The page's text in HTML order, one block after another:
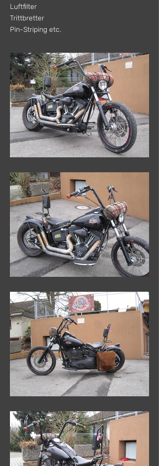
Luftfilter
Trittbretter
Pin-Striping etc.